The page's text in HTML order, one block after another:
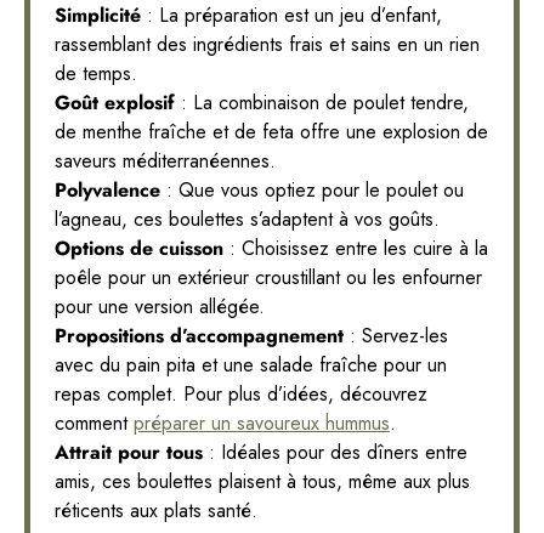
Simplicité : La préparation est un jeu d’enfant,
rassemblant des ingrédients frais et sains en un rien
de temps.
Goût explosif : La combinaison de poulet tendre,
de menthe fraîche et de feta offre une explosion de
saveurs méditerranéennes.
Polyvalence : Que vous optiez pour le poulet ou
l’agneau, ces boulettes s’adaptent à vos goûts.
Options de cuisson : Choisissez entre les cuire à la
poêle pour un extérieur croustillant ou les enfourner
pour une version allégée.
Propositions d’accompagnement : Servez-les
avec du pain pita et une salade fraîche pour un
repas complet. Pour plus d’idées, découvrez
commentpréparer un savoureux hummus.
Attrait pour tous : Idéales pour des dîners entre
amis, ces boulettes plaisent à tous, même aux plus
réticents aux plats santé.